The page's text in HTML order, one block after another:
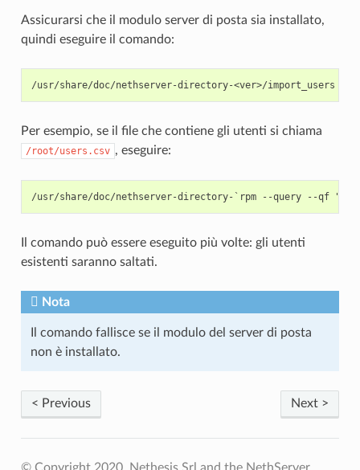
Assicurarsi che il modulo server di posta sia installato,
quindi eseguire il comando:
Per esempio, se il file che contiene gli utenti si chiama
/root/users.csv , eseguire:
Il comando può essere eseguito più volte: gli utenti
esistenti saranno saltati.
Nota
Il comando fallisce se il modulo del server di posta
non è installato.
Next >
< Previous